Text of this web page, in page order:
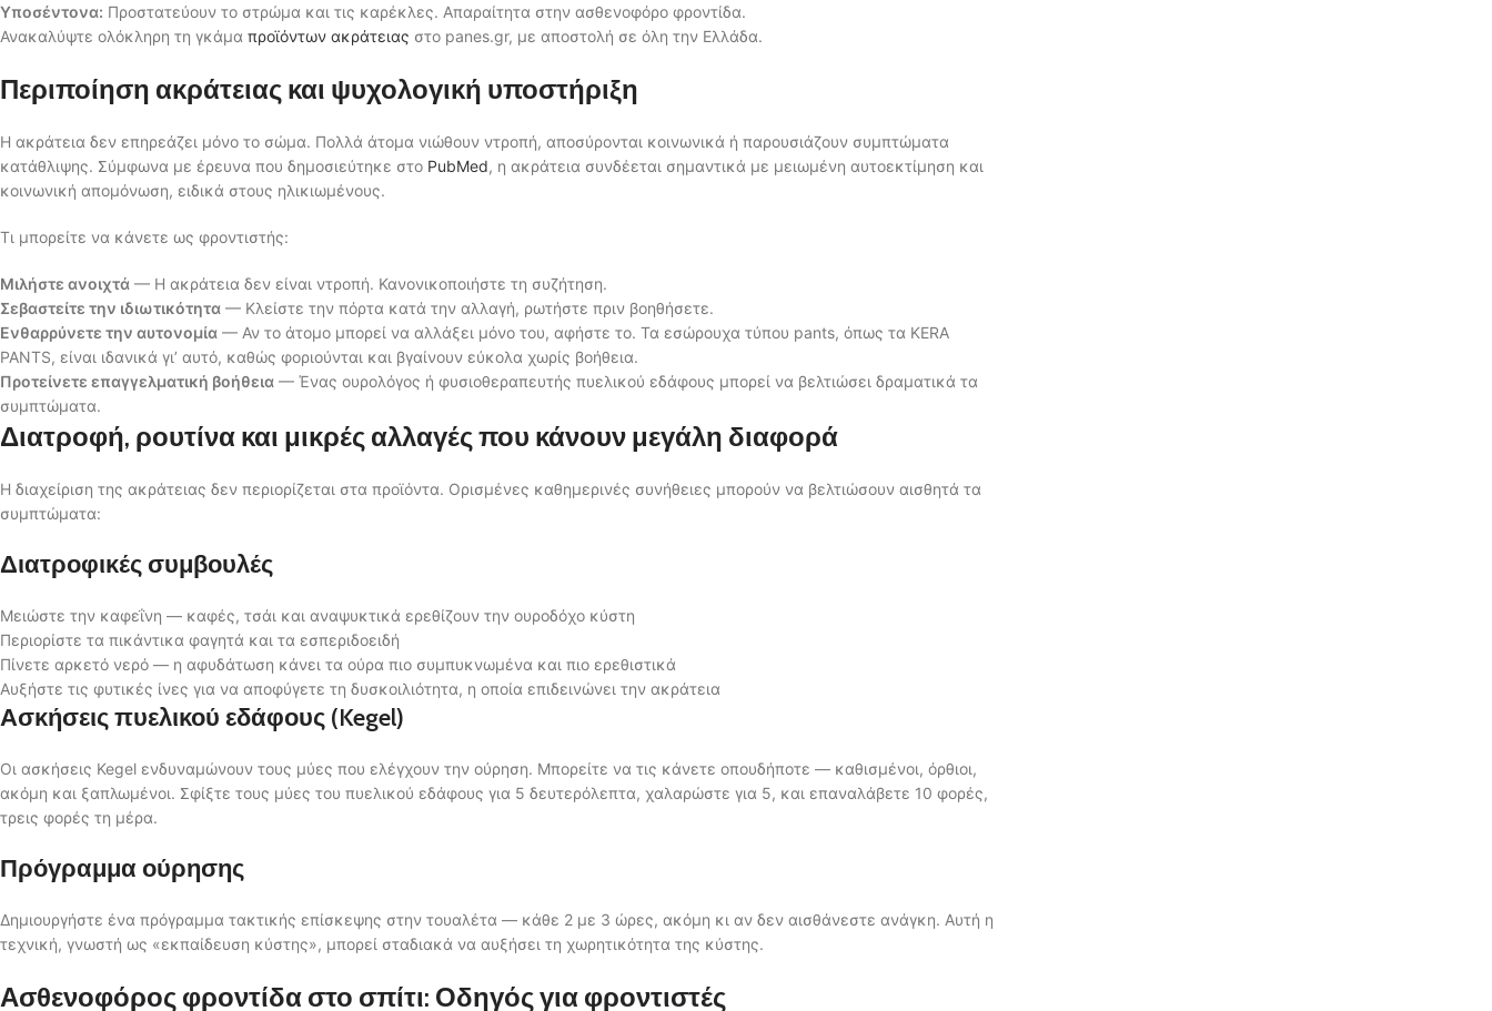
Υποσέντονα: Προστατεύουν το στρώμα και τις καρέκλες. Απαραίτητα στην ασθενοφόρο φροντίδα.
Ανακαλύψτε ολόκληρη τη γκάμα προϊόντων ακράτειας στο panes.gr, με αποστολή σε όλη την Ελλάδα.
Περιποίηση ακράτειας και ψυχολογική υποστήριξη
Η ακράτεια δεν επηρεάζει μόνο το σώμα. Πολλά άτομα νιώθουν ντροπή, αποσύρονται κοινωνικά ή παρουσιάζουν συμπτώματα
κατάθλιψης. Σύμφωνα με έρευνα που δημοσιεύτηκε στο PubMed, η ακράτεια συνδέεται σημαντικά με μειωμένη αυτοεκτίμηση και
κοινωνική απομόνωση, ειδικά στους ηλικιωμένους.
Τι μπορείτε να κάνετε ως φροντιστής:
Μιλήστε ανοιχτά — Η ακράτεια δεν είναι ντροπή. Κανονικοποιήστε τη συζήτηση.
Σεβαστείτε την ιδιωτικότητα — Κλείστε την πόρτα κατά την αλλαγή, ρωτήστε πριν βοηθήσετε.
Ενθαρρύνετε την αυτονομία — Αν το άτομο μπορεί να αλλάξει μόνο του, αφήστε το. Τα εσώρουχα τύπου pants, όπως τα KERA
PANTS, είναι ιδανικά γι’ αυτό, καθώς φοριούνται και βγαίνουν εύκολα χωρίς βοήθεια.
Προτείνετε επαγγελματική βοήθεια — Ένας ουρολόγος ή φυσιοθεραπευτής πυελικού εδάφους μπορεί να βελτιώσει δραματικά τα
συμπτώματα.
Διατροφή, ρουτίνα και μικρές αλλαγές που κάνουν μεγάλη διαφορά
Η διαχείριση της ακράτειας δεν περιορίζεται στα προϊόντα. Ορισμένες καθημερινές συνήθειες μπορούν να βελτιώσουν αισθητά τα
συμπτώματα:
Διατροφικές συμβουλές
Μειώστε την καφεΐνη — καφές, τσάι και αναψυκτικά ερεθίζουν την ουροδόχο κύστη
Περιορίστε τα πικάντικα φαγητά και τα εσπεριδοειδή
Πίνετε αρκετό νερό — η αφυδάτωση κάνει τα ούρα πιο συμπυκνωμένα και πιο ερεθιστικά
Αυξήστε τις φυτικές ίνες για να αποφύγετε τη δυσκοιλιότητα, η οποία επιδεινώνει την ακράτεια
Ασκήσεις πυελικού εδάφους (Kegel)
Οι ασκήσεις Kegel ενδυναμώνουν τους μύες που ελέγχουν την ούρηση. Μπορείτε να τις κάνετε οπουδήποτε — καθισμένοι, όρθιοι,
ακόμη και ξαπλωμένοι. Σφίξτε τους μύες του πυελικού εδάφους για 5 δευτερόλεπτα, χαλαρώστε για 5, και επαναλάβετε 10 φορές,
τρεις φορές τη μέρα.
Πρόγραμμα ούρησης
Δημιουργήστε ένα πρόγραμμα τακτικής επίσκεψης στην τουαλέτα — κάθε 2 με 3 ώρες, ακόμη κι αν δεν αισθάνεστε ανάγκη. Αυτή η
τεχνική, γνωστή ως «εκπαίδευση κύστης», μπορεί σταδιακά να αυξήσει τη χωρητικότητα της κύστης.
Ασθενοφόρος φροντίδα στο σπίτι: Οδηγός για φροντιστές